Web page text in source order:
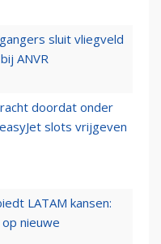
sluit vliegveld
ANVR
doordat onder
slots vrijgeven
LATAM kansen:
nieuwe